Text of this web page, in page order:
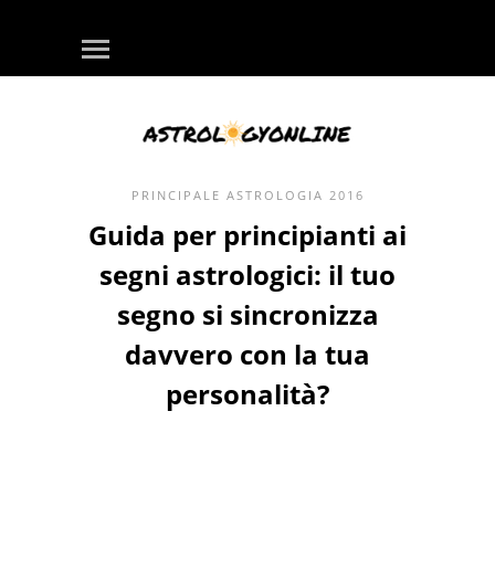
PRINCIPALE ASTROLOGIA 2016
Guida per principianti ai
segni astrologici: il tuo
segno si sincronizza
davvero con la tua
personalità?